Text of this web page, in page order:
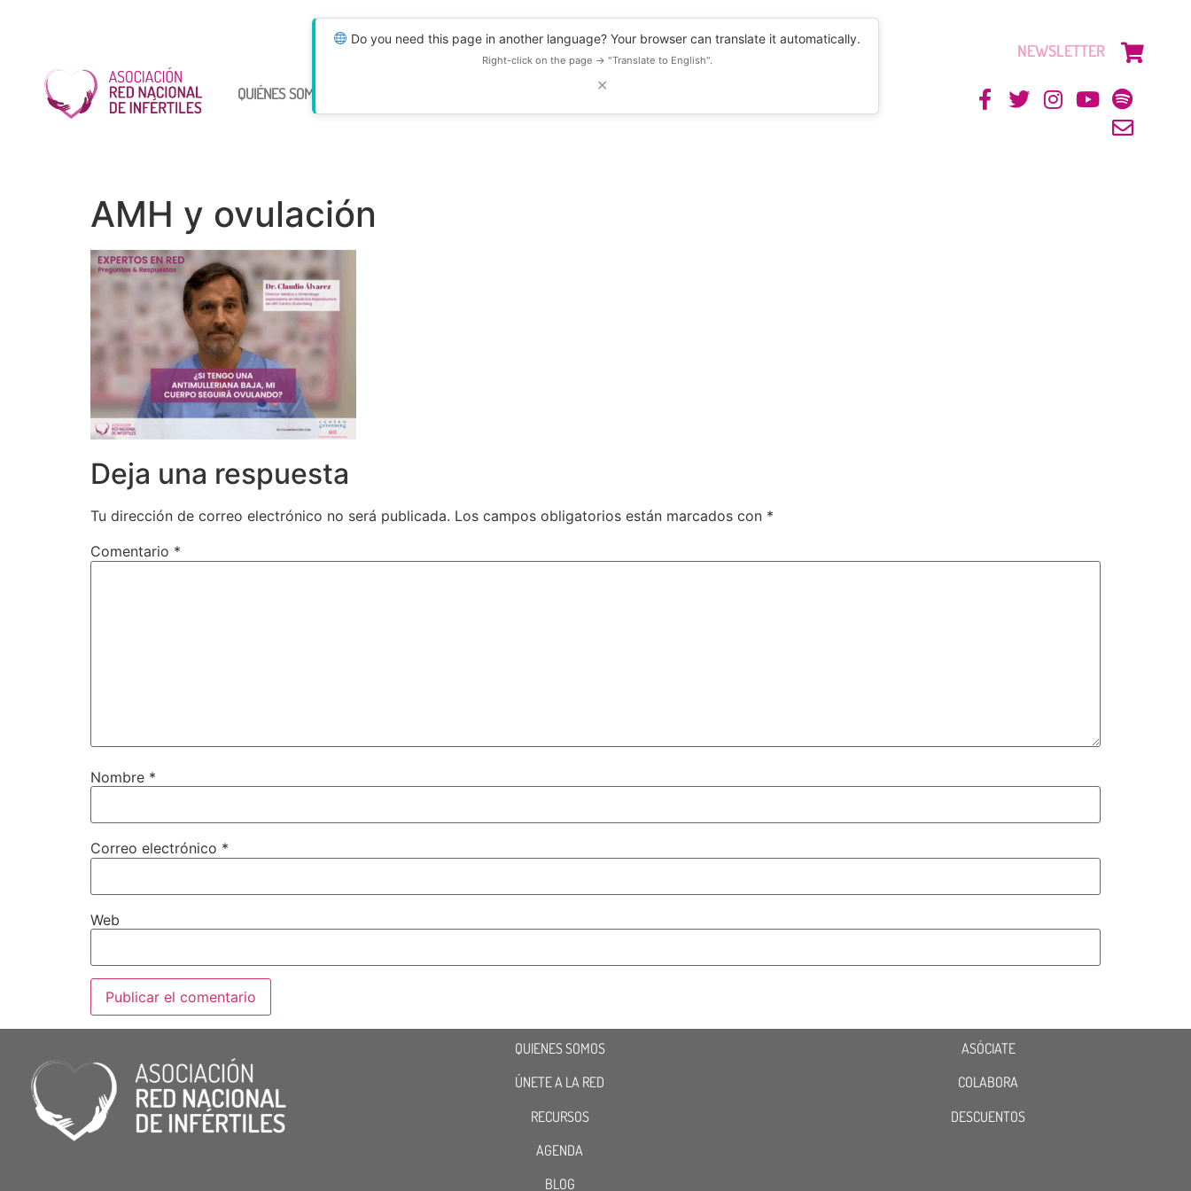
Do you need this page in another language? Your browser can translate it automatically.
Right-click on the page → "Translate to English".
✕
QUIÉNES SOMOS RECURSOS
NEWSLETTER
AMH y ovulación
Deja una respuesta
Tu dirección de correo electrónico no será publicada. Los campos obligatorios están marcados con *
Comentario *
Nombre *
Correo electrónico *
Web
QUIENES SOMOS
ÚNETE A LA RED
RECURSOS
AGENDA
BLOG
ASÓCIATE
COLABORA
DESCUENTOS